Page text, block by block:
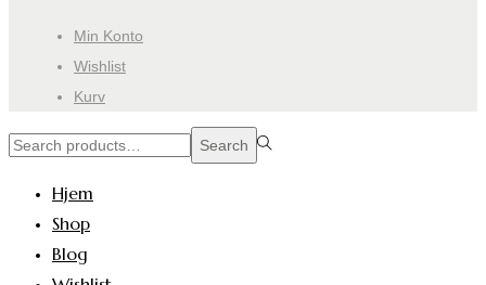
Min Konto
Wishlist
Kurv
Search
Search
Hjem
Shop
Blog